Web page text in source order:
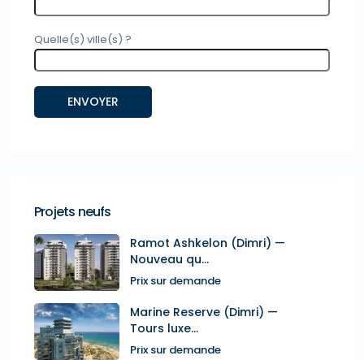
Quelle(s) ville(s) ?
Projets neufs
Ramot Ashkelon (Dimri) —
Nouveau qu...
Prix sur demande
Marine Reserve (Dimri) —
Tours luxe...
Prix sur demande